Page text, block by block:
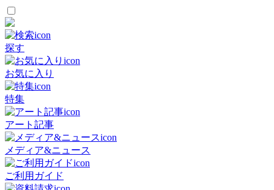
探す
お気に入り
特集
アート記事
メディア&ニュース
ご利用ガイド